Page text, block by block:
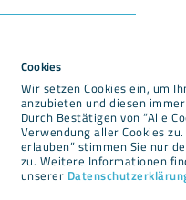
Cookies
Wir setzen Cookies ein, um
anzubieten und diesen
Durch Bestätigen von “Alle
Verwendung aller Cookies
erlauben” stimmen Sie nur
zu. Weitere Informationen
unserer
Downloads
Impressum
Datenschutz
Cookies
AGBs